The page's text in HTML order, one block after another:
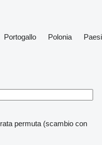
Portogallo Polonia
Paesi
rata permuta (scambio con